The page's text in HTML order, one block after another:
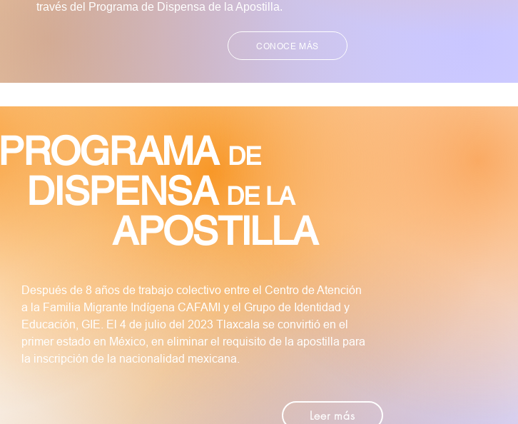
través del Programa de Dispensa de la Apostilla.
CONOCE MÁS
Después de 8 años de trabajo colectivo entre el Centro de Atención
a la Familia Migrante Indígena CAFAMI y el Grupo de Identidad y
Educación, GIE. El 4 de julio del 2023 Tlaxcala se convirtió en el
primer estado en México, en eliminar el requisito de la apostilla para
la inscripción de la nacionalidad mexicana.
Leer más
PROGRAMA DE
DISPENSA DE LA
APOSTILLA